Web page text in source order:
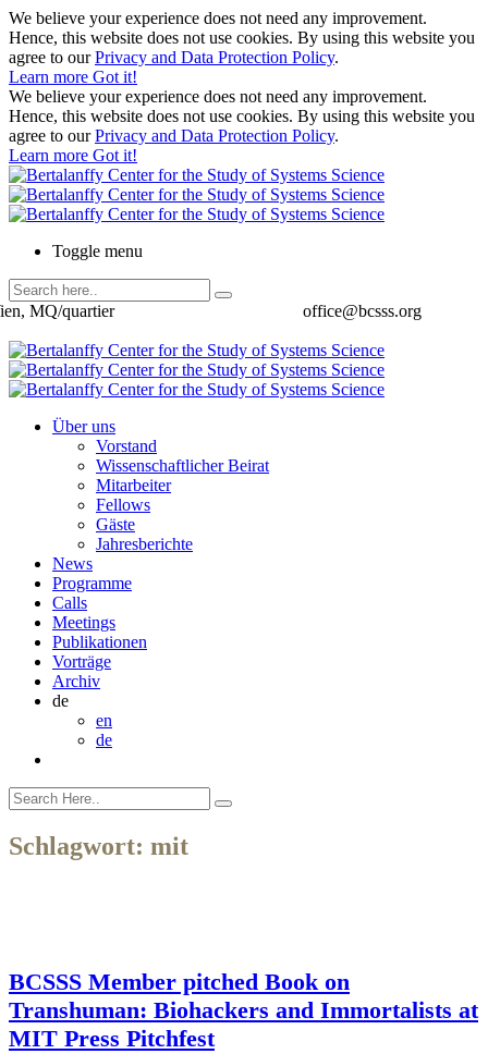
We believe your experience does not need any improvement.
Hence, this website does not use cookies. By using this website you
agree to ourPrivacy and Data Protection Policy.
Learn more Got it!
We believe your experience does not need any improvement.
Hence, this website does not use cookies. By using this website you
agree to ourPrivacy and Data Protection Policy.
Learn more Got it!
Toggle menu
office@bcsss.org
MQ/quartier
Über uns
Vorstand
Wissenschaftlicher Beirat
Mitarbeiter
Fellows
Gäste
Jahresberichte
News
Programme
Calls
Meetings
Publikationen
Vorträge
Archiv
de
en
de
Schlagwort: mit
BCSSS Member pitched Book on
Transhuman: Biohackers and Immortalists at
MIT Press Pitchfest